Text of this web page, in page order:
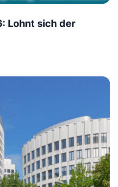
Lohnt sich der